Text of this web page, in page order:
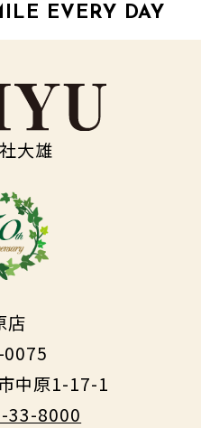
EVERY DAY
大雄
店
0075
中原1-17-1
33-8000